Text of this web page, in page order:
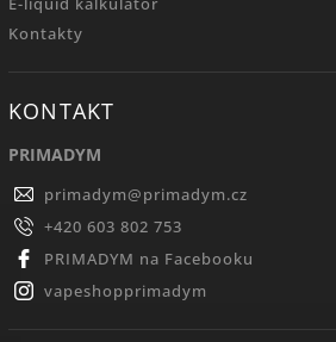
E-liquid kalkulátor
Kontakty
KONTAKT
PRIMADYM
primadym@primadym.cz
+420 603 802 753
PRIMADYM na Facebooku
vapeshopprimadym